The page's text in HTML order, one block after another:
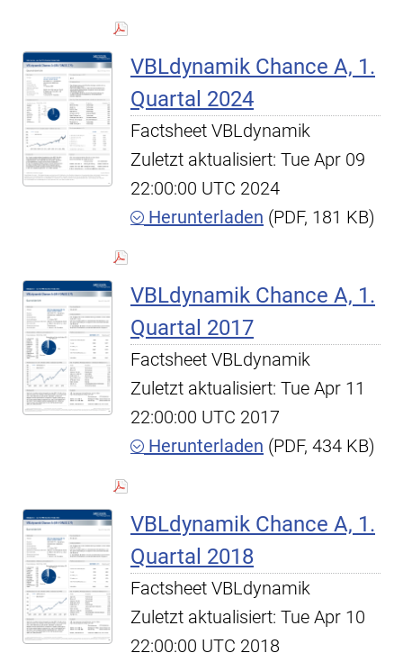
VBLdynamik Chance A, 1.
Quartal 2024
Factsheet VBLdynamik
Zuletzt aktualisiert: Tue Apr 09
22:00:00 UTC 2024
Herunterladen (PDF, 181 KB)
VBLdynamik Chance A, 1.
Quartal 2017
Factsheet VBLdynamik
Zuletzt aktualisiert: Tue Apr 11
22:00:00 UTC 2017
Herunterladen (PDF, 434 KB)
VBLdynamik Chance A, 1.
Quartal 2018
Factsheet VBLdynamik
Zuletzt aktualisiert: Tue Apr 10
22:00:00 UTC 2018